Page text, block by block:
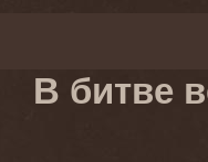
В битве